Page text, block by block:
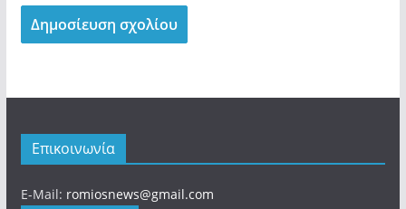
Επικοινωνία
E-Mail: romiosnews@gmail.com